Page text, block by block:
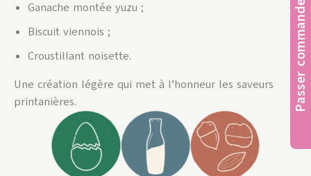
Ganache montée yuzu ;
Biscuit viennois ;
Croustillant noisette.
Une création légère qui met à l’honneur les saveurs
printanières.
Passer commande